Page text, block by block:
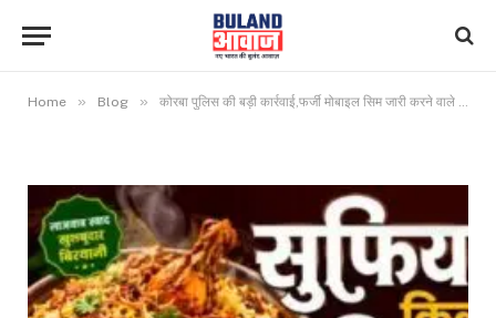
Home » Blog » कोरबा पुलिस की बड़ी कार्रवाई,फर्जी मोबाइल सिम जारी करने वाले गिरोह का पर्दाफाश 8 आरोपी गिरफ्तार !